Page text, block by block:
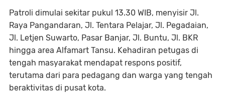
Patroli dimulai sekitar pukul 13.30 WIB, menyisir Jl.
Raya Pangandaran, Jl. Tentara Pelajar, Jl. Pegadaian,
Jl. Letjen Suwarto, Pasar Banjar, Jl. Buntu, Jl. BKR
hingga area Alfamart Tansu. Kehadiran petugas di
tengah masyarakat mendapat respons positif,
terutama dari para pedagang dan warga yang tengah
beraktivitas di pusat kota.